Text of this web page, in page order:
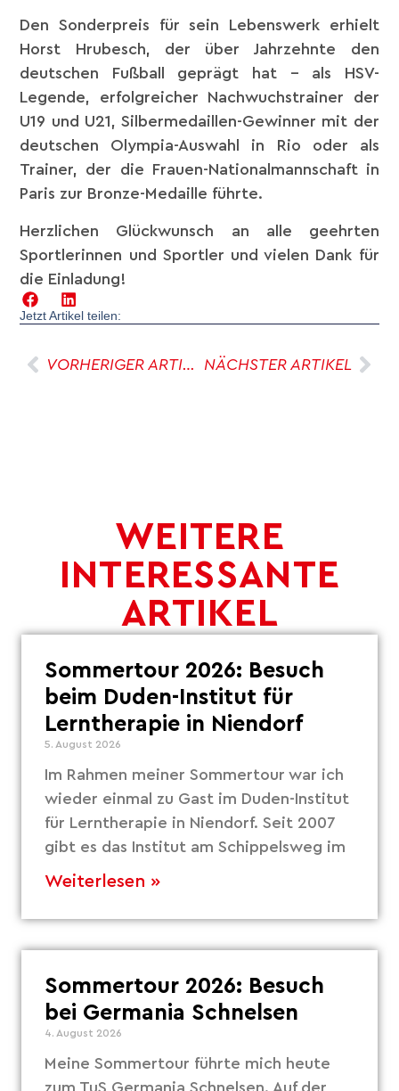
Den Sonderpreis für sein Lebenswerk erhielt
Horst Hrubesch, der über Jahrzehnte den
deutschen Fußball geprägt hat – als HSV-
Legende, erfolgreicher Nachwuchstrainer der
U19 und U21, Silbermedaillen-Gewinner mit der
deutschen Olympia-Auswahl in Rio oder als
Trainer, der die Frauen-Nationalmannschaft in
Paris zur Bronze-Medaille führte.
Herzlichen Glückwunsch an alle geehrten
Sportlerinnen und Sportler und vielen Dank für
die Einladung!
Jetzt Artikel teilen:
VORHERIGER ARTIKEL NÄCHSTER ARTIKEL
WEITERE
INTERESSANTE
ARTIKEL
Sommertour 2026: Besuch
beim Duden-Institut für
Lerntherapie in Niendorf
5. August 2026
Im Rahmen meiner Sommertour war ich
wieder einmal zu Gast im Duden-Institut
für Lerntherapie in Niendorf. Seit 2007
gibt es das Institut am Schippelsweg im
Weiterlesen »
Sommertour 2026: Besuch
bei Germania Schnelsen
4. August 2026
Meine Sommertour führte mich heute
zum TuS Germania Schnelsen. Auf der